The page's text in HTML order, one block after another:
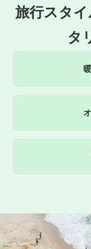
旅行スタ
タ